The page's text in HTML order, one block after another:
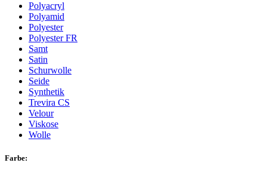
Polyacryl
Polyamid
Polyester
Polyester FR
Samt
Satin
Schurwolle
Seide
Synthetik
Trevira CS
Velour
Viskose
Wolle
Farbe: